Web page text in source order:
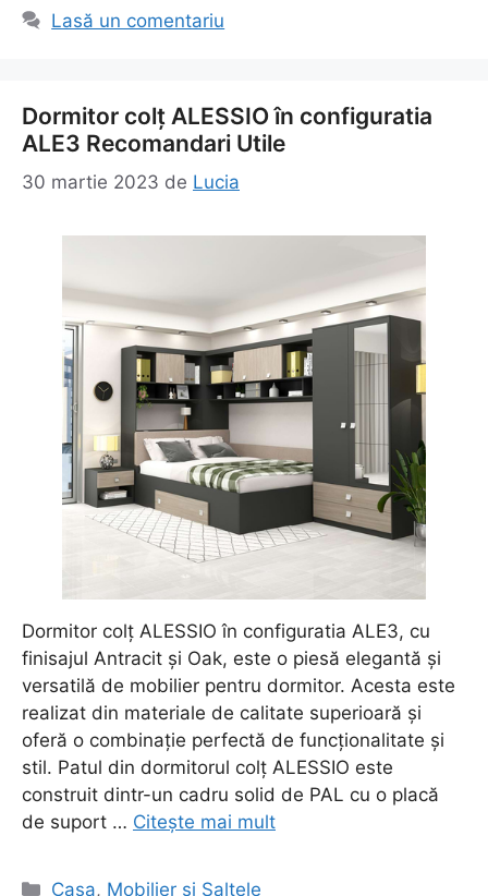
Lasă un comentariu
Dormitor colț ALESSIO în configuratia
ALE3 Recomandari Utile
30 martie 2023 de Lucia
Dormitor colț ALESSIO în configuratia ALE3, cu
finisajul Antracit și Oak, este o piesă elegantă și
versatilă de mobilier pentru dormitor. Acesta este
realizat din materiale de calitate superioară și
oferă o combinație perfectă de funcționalitate și
stil. Patul din dormitorul colț ALESSIO este
construit dintr-un cadru solid de PAL cu o placă
de suport … Citește mai mult
Categorii
Casa, Mobilier si Saltele